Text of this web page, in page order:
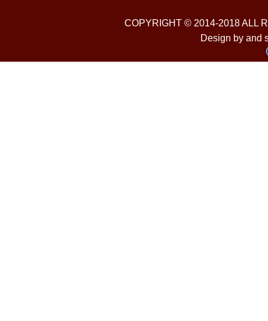
COPYRIGHT © 2014-2018 ALL
Design by and